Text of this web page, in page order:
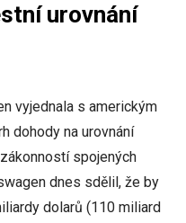
urovnání
vyjednala s americkým
dohody na urovnání
spojených
dnes sdělil, že by
dolarů (110 miliard